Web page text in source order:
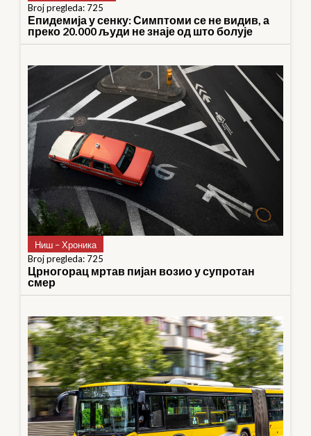
Broj pregleda: 725
Епидемија у сенку: Симптоми се не видив, а
преко 20.000 људи не знаје од што болује
Ниш – Хроника
Broj pregleda: 725
Црногорац мртав пијан возио у супротан
смер